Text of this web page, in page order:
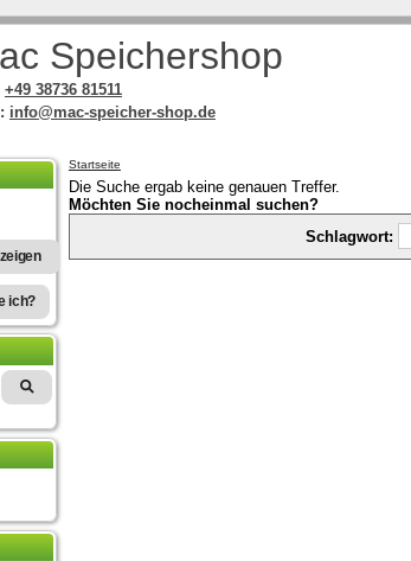
Startseite
Die Suche ergab keine genauen Treffer.
Möchten Sie nocheinmal suchen?
Schlagwort:
ich?
Speichershop
+49 38736 81511
info@mac-speicher-shop.de